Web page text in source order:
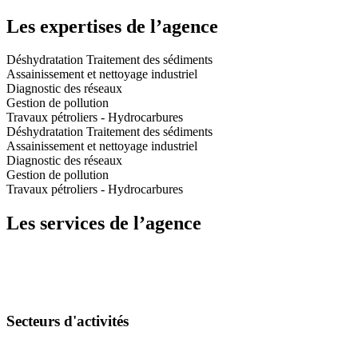
Les expertises de l’agence
Déshydratation Traitement des sédiments
Assainissement et nettoyage industriel
Diagnostic des réseaux
Gestion de pollution
Travaux pétroliers - Hydrocarbures
Déshydratation Traitement des sédiments
Assainissement et nettoyage industriel
Diagnostic des réseaux
Gestion de pollution
Travaux pétroliers - Hydrocarbures
Les services de l’agence
Secteurs d'activités